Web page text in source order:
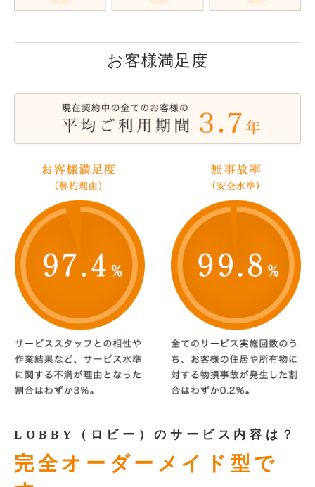
お客様満足度
LOBBY（ロビー）のサービス内容は？
完全オーダーメイド型で